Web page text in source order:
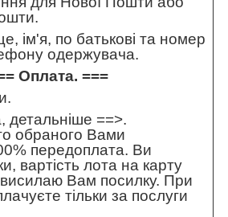
ім'я, по батькові та номер
одержувача.
Оплата. ===
детальніше ==>.
обраного Вами
передоплата. Ви
вартість лота на карту
Вам посилку. При
тільки за послуги